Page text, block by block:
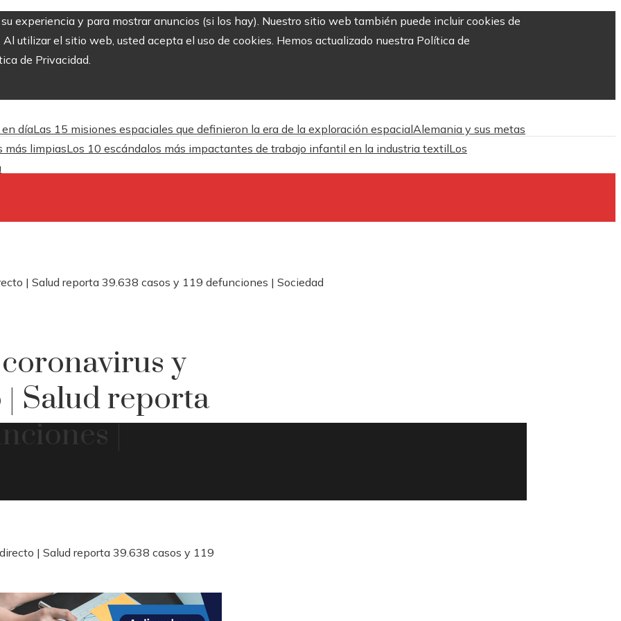
experiencia y para mostrar anuncios (si los hay). Nuestro sitio web también puede incluir cookies de
utilizar el sitio web, usted acepta el uso de cookies. Hemos actualizado nuestra Política de
de Privacidad.
díaLas 15 misiones espaciales que definieron la era de la exploración espacialAlemania y sus metas
más limpiasLos 10 escándalos más impactantes de trabajo infantil en la industria textilLos
| Salud reporta 39.638 casos y 119 defunciones | Sociedad
y
Salud reporta
|